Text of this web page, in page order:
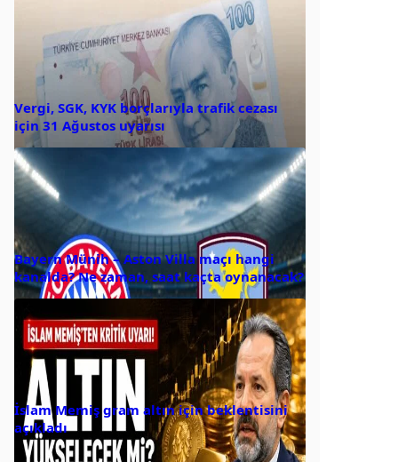
Vergi, SGK, KYK borçlarıyla trafik cezası
için 31 Ağustos uyarısı
Bayern Münih – Aston Villa maçı hangi
kanalda? Ne zaman, saat kaçta oynanacak?
İslam Memiş gram altın için beklentisini
açıkladı